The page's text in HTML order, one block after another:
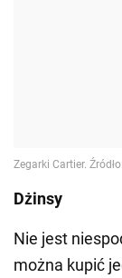
Dżinsy
Nie jest
można kupić